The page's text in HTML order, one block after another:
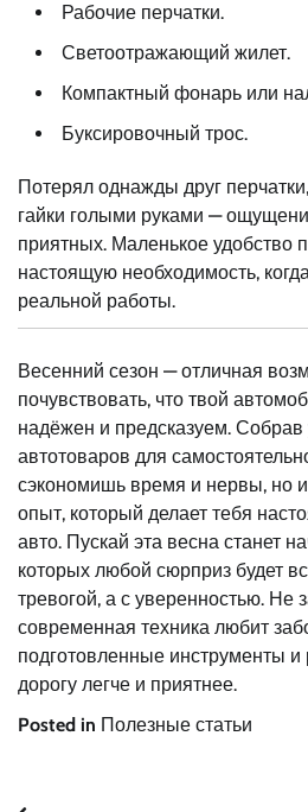
Рабочие перчатки.
Светоотражающий жилет.
Компактный фонарь или
Буксировочный трос.
Потерял однажды друг
гайки голыми руками —
приятных. Маленькое удобство
настоящую необходимость,
реальной работы.
Весенний сезон — отличная
почувствовать, что твой
надёжен и предсказуем.
автотоваров для
сэкономишь время и нервы, но
опыт, который делает тебя
авто. Пускай эта весна станет
которых любой сюрприз будет
тревогой, а с уверенностью. Не
современная техника любит
подготовленные инструменты и
дорогу легче и приятнее.
Posted in Полезные статьи